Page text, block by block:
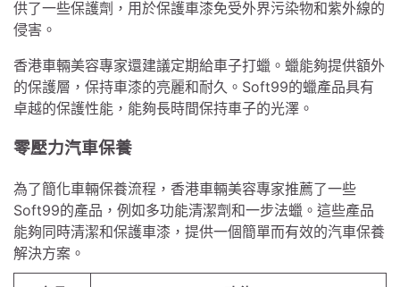
供了一些保護劑，用於保護車漆免受外界污染物和紫外線的
侵害。
香港車輛美容專家還建議定期給車子打蠟。蠟能夠提供額外
的保護層，保持車漆的亮麗和耐久。Soft99的蠟產品具有
卓越的保護性能，能夠長時間保持車子的光澤。
零壓力汽車保養
為了簡化車輛保養流程，香港車輛美容專家推薦了一些
Soft99的產品，例如多功能清潔劑和一步法蠟。這些產品
能夠同時清潔和保護車漆，提供一個簡單而有效的汽車保養
解決方案。